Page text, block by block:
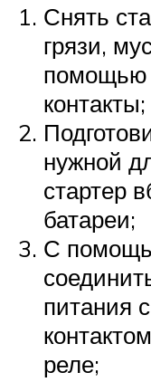
Снять
грязи,
помощью
контакты;
нужной
стартер
батареи;
С
питания
реле;